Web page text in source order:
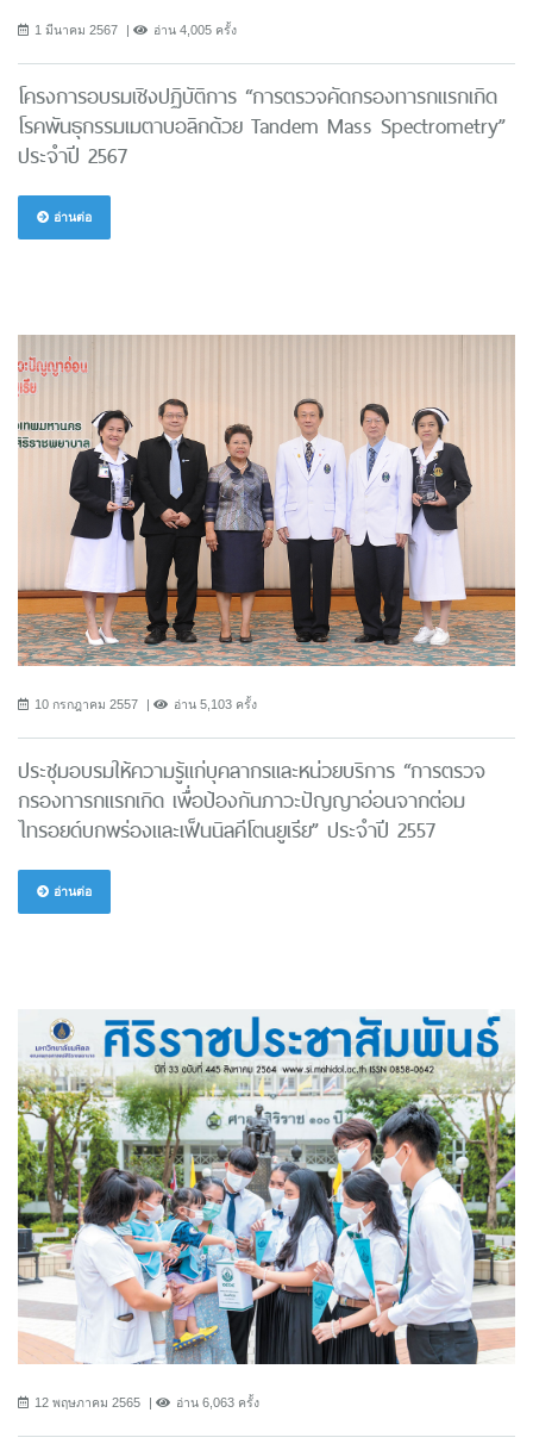
1 มีนาคม 2567 อ่าน 4,005 ครั้ง
โครงการอบรมเชิงปฏิบัติการ “การตรวจคัดกรองทารกแรกเกิด
โรคพันธุกรรมเมตาบอลิกด้วย Tandem Mass Spectrometry”
ประจำปี 2567
อ่านต่อ
10 กรกฎาคม 2557 อ่าน 5,103 ครั้ง
ประชุมอบรมให้ความรู้แก่บุคลากรและหน่วยบริการ “การตรวจ
กรองทารกแรกเกิด เพื่อป้องกันภาวะปัญญาอ่อนจากต่อม
ไทรอยด์บกพร่องและเฟ็นนิลคีโตนยูเรีย” ประจำปี 2557
อ่านต่อ
12 พฤษภาคม 2565 อ่าน 6,063 ครั้ง